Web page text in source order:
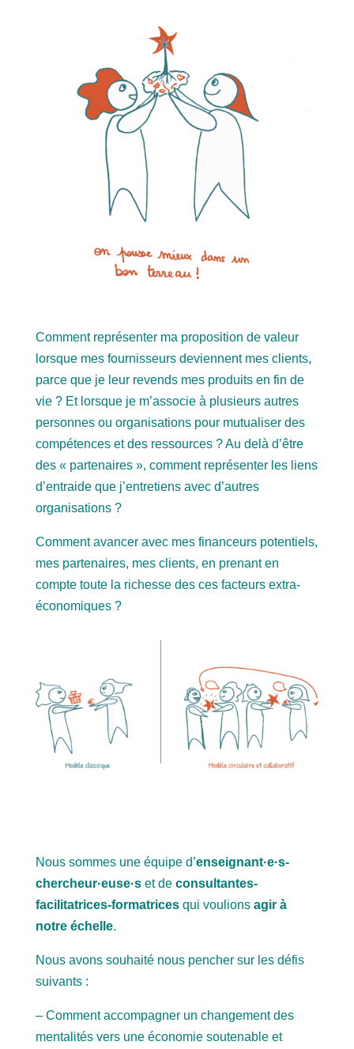
Comment représenter ma proposition de valeur
lorsque mes fournisseurs deviennent mes clients,
parce que je leur revends mes produits en fin de
vie ? Et lorsque je m’associe à plusieurs autres
personnes ou organisations pour mutualiser des
compétences et des ressources ? Au delà d’être
des « partenaires », comment représenter les liens
d’entraide que j’entretiens avec d’autres
organisations ?
Comment avancer avec mes financeurs potentiels,
mes partenaires, mes clients, en prenant en
compte toute la richesse des ces facteurs extra-
économiques ?
Nous sommes une équipe d’enseignant·e·s-
chercheur·euse·set de consultantes-
facilitatrices-formatricesqui voulions agir à
notre échelle.
Nous avons souhaité nous pencher sur les défis
suivants :
– Comment accompagner un changement des
mentalités vers une économie soutenable et